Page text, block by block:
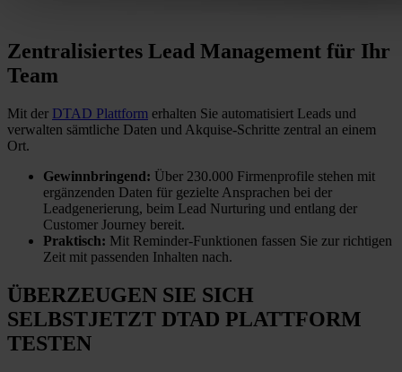
Zentralisiertes Lead Management für Ihr
Team
Mit der DTAD Plattform erhalten Sie automatisiert Leads und
verwalten sämtliche Daten und Akquise-Schritte zentral an einem
Ort.
Gewinnbringend: Über 230.000 Firmenprofile stehen mit
ergänzenden Daten für gezielte Ansprachen bei der
Leadgenerierung, beim Lead Nurturing und entlang der
Customer Journey bereit.
Praktisch: Mit Reminder-Funktionen fassen Sie zur richtigen
Zeit mit passenden Inhalten nach.
ÜBERZEUGEN SIE SICH
SELBSTJETZT DTAD PLATTFORM
TESTEN